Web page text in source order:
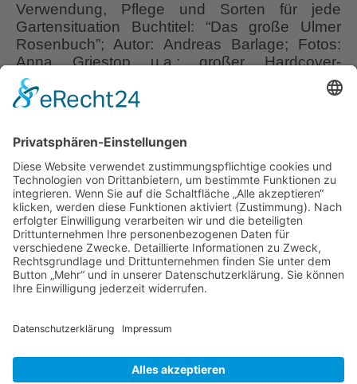
Verwendung, Pflege und Sorten für jede
Gartensituation Buchtitel: “Das große Ulmer
Rosenbuch”; Autor: Andreas Barlage; Fotos:
Anna Griestop u.a.; großer Hardcover-
Bildband; 288 Seiten; Ulmer Verlag;
Erscheinungsjahr 2018; ISBN 978-3-8001-
Enzyklopädie, denn da standen bereits
mehrere relativ unbenutzt in meinem Schrank.
Als ich eine Mitarbeiterin …Das
große
Ulmer
Rosenbuch
Liebe Leser! Ihr könnt euch per E-Mail
informieren lassen, wenn neue Artikel auf
Wurzerlsgarten erscheinen.Folgt dafür einfach
diesem Link und gebt dort eure E-Mailadresse
23. August 2022